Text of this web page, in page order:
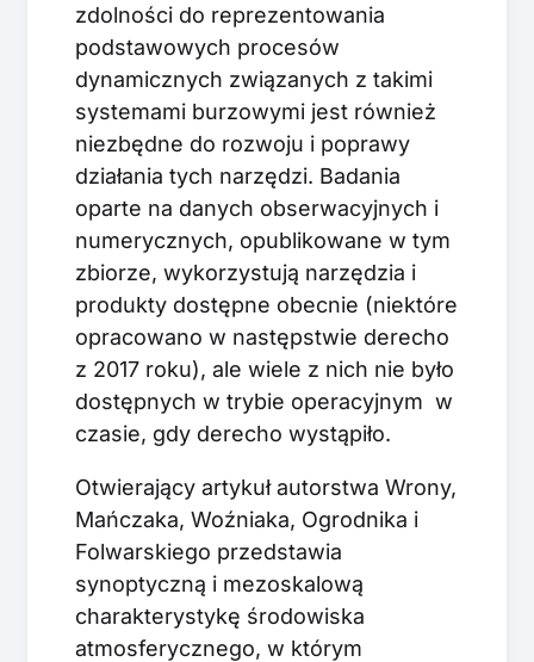
zdolności do reprezentowania
podstawowych procesów
dynamicznych związanych z takimi
systemami burzowymi jest również
niezbędne do rozwoju i poprawy
działania tych narzędzi. Badania
oparte na danych obserwacyjnych i
numerycznych, opublikowane w tym
zbiorze, wykorzystują narzędzia i
produkty dostępne obecnie (niektóre
opracowano w następstwie derecho
z 2017 roku), ale wiele z nich nie było
dostępnych w trybie operacyjnym w
czasie, gdy derecho wystąpiło.
Otwierający artykuł autorstwa Wrony,
Mańczaka, Woźniaka, Ogrodnika i
Folwarskiego przedstawia
synoptyczną i mezoskalową
charakterystykę środowiska
atmosferycznego, w którym